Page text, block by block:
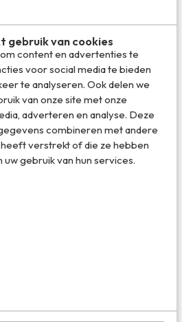
gebruik van cookies
content en advertenties te
voor social media te bieden
te analyseren. Ook delen we
van onze site met onze
adverteren en analyse. Deze
combineren met andere
verstrekt of die ze hebben
gebruik van hun services.
wel met andere studenten,
En er wordt een hoop
workshops, BBQ’s en
er ook nog een VANMOOF
stad te verkennen.